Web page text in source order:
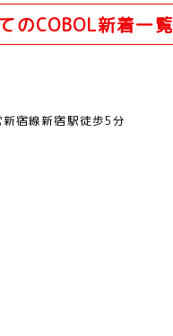
のCOBOL新着一覧
新宿線新宿駅徒歩5分